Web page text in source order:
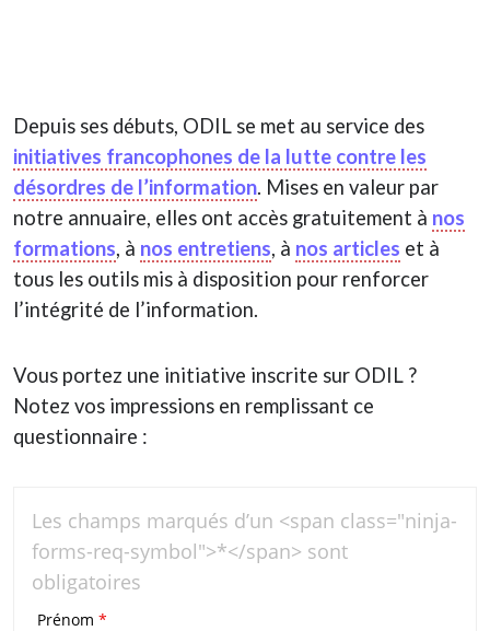
Depuis ses débuts, ODIL se met au service des
initiatives francophones de la lutte contre les
désordres de l’information. Mises en valeur par
notre annuaire, elles ont accès gratuitement à nos
formations, à nos entretiens, à nos articles et à
tous les outils mis à disposition pour renforcer
l’intégrité de l’information.
Vous portez une initiative inscrite sur ODIL ?
Notez vos impressions en remplissant ce
questionnaire :
Les champs marqués d’un <span class="ninja-
forms-req-symbol">*</span> sont
obligatoires
Prénom *